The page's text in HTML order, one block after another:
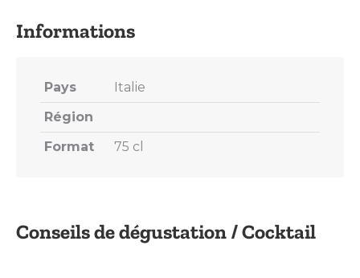
Conseils de dégustation / Cocktail
Pays
Italie
Région
Format
75 cl